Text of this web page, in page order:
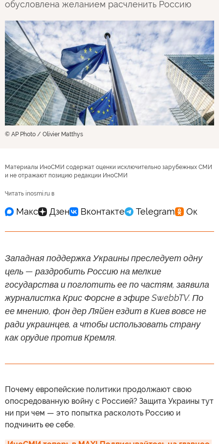
обусловлена желанием расчленить Россию
© AP Photo / Olivier Matthys
Материалы ИноСМИ содержат оценки исключительно зарубежных СМИ
и не отражают позицию редакции ИноСМИ
Читать inosmi.ru в
Западная поддержка Украины преследует одну
цель — раздробить Россию на мелкие
государства и поглотить ее по частям, заявила
журналистка Крис Форсне в эфире SwebbTV. По
ее мнению, фон дер Ляйен ездит в Киев вовсе не
ради украинцев, а чтобы использовать страну
как орудие против Кремля.
Почему европейские политики продолжают свою
опосредованную войну с Россией? Защита Украины тут
ни при чем — это попытка расколоть Россию и
подчинить ее себе.